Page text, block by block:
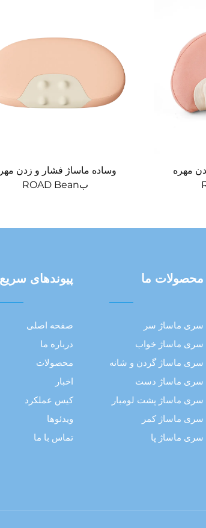
مهره
وساده ماساژ فشار و زدن
بROAD Bean
محصولات ما
سری ماساژ سر
سری ماساژ خواب
سری ماساژ گردن و شانه
سری ماساژ دست
سری ماساژ پشت لومبار
سری ماساژ کمر
سری ماساژ پا
پیوند‌های سریع
صفحه اصلی
درباره ما
محصولات
اخبار
کیس عملکرد
ویدئوها
تماس با ما